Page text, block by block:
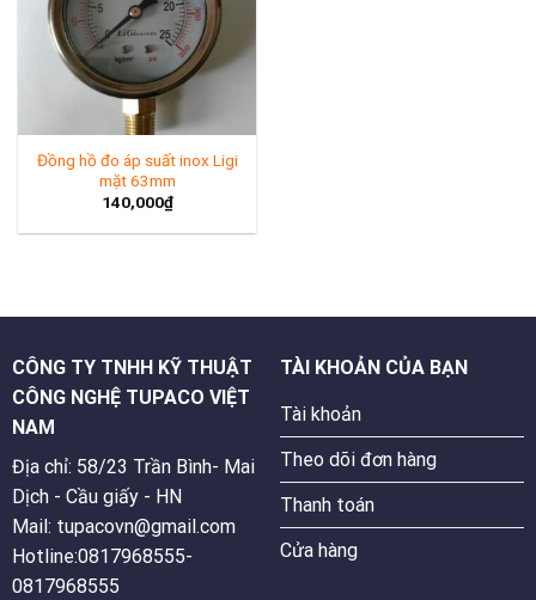
Đồng hồ đo áp suất inox Ligi
mặt 63mm
140,000₫
CÔNG TY TNHH KỸ THUẬT
CÔNG NGHỆ TUPACO VIỆT
NAM
Địa chỉ: 58/23 Trần Bình- Mai
Dịch - Cầu giấy - HN
Mail: tupacovn@gmail.com
Hotline:0817968555-
0817968555
TÀI KHOẢN CỦA BẠN
Tài khoản
Theo dõi đơn hàng
Thanh toán
Cửa hàng